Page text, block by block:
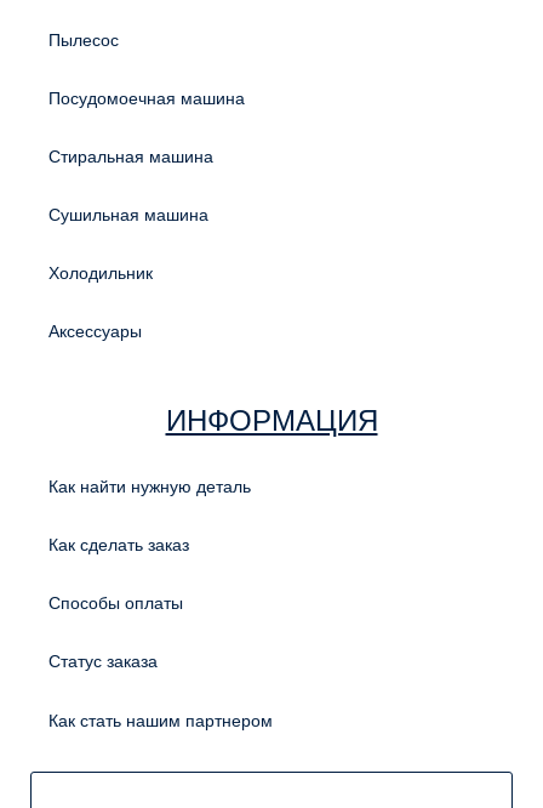
Пылесос
Посудомоечная машина
Стиральная машина
Сушильная машина
Холодильник
Аксессуары
ИНФОРМАЦИЯ
Как найти нужную деталь
Как сделать заказ
Способы оплаты
Статус заказа
Как стать нашим партнером